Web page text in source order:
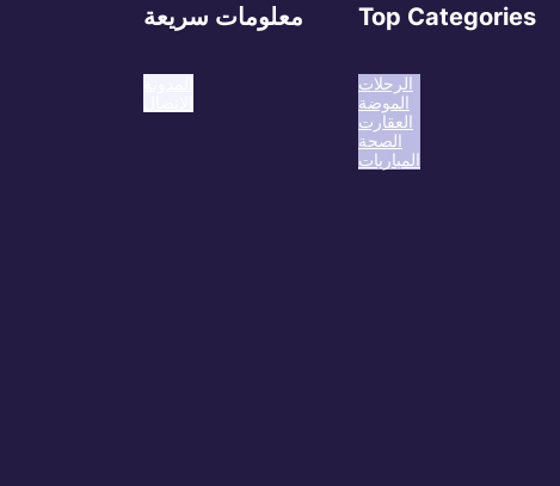
معلومات سريعة Top Categories
الرحلات
الموضة
العقارت
الصحة
المباريات